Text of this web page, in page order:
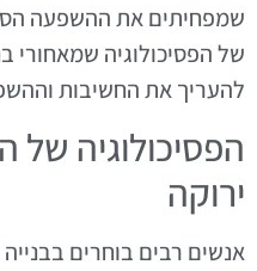
שמפחיתים את ההשפעה
של הפסיכולוגיה שמאחורי
להעריך את החשיבות
הפסיכולוגיה של
ירוקה
אנשים רבים בוחרים